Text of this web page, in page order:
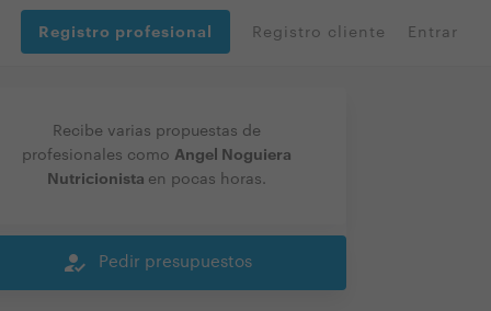
Registro profesional Registro cliente Entrar
Recibe varias propuestas de
profesionales como Angel Noguiera
Nutricionista en pocas horas.
how_to_reg Pedir presupuestos